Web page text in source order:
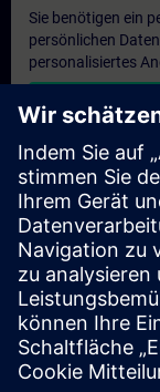
Sie benötigen ein
persönlichen
personalisiertes
Persönliches
Anfrage
Haben Sie Bedarf
brauchen ein
virtuell oder in
uns Ihre
übermittelt haben,
exklusive
Exklusives